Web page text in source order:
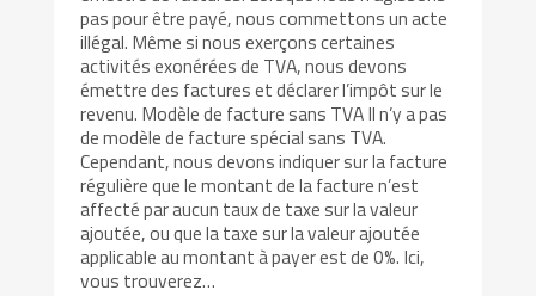
pas pour être payé, nous commettons un acte
illégal. Même si nous exerçons certaines
activités exonérées de TVA, nous devons
émettre des factures et déclarer l’impôt sur le
revenu. Modèle de facture sans TVA Il n’y a pas
de modèle de facture spécial sans TVA.
Cependant, nous devons indiquer sur la facture
régulière que le montant de la facture n’est
affecté par aucun taux de taxe sur la valeur
ajoutée, ou que la taxe sur la valeur ajoutée
applicable au montant à payer est de 0%. Ici,
vous trouverez…